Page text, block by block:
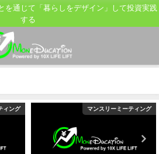
を通じて「暮らしをデザイン」して投資実践
する
ィング マンスリーミーティング